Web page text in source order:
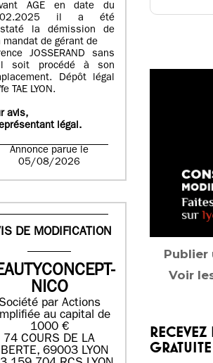
AGE en date du
il a été
la démission de
mandat de gérant de
JOSSERAND sans
soit procédé à son
Dépôt légal
TAE LYON.
avis,
légal.
Annonce parue le
05/08/2026
DE MODIFICATION
NICO
Société par Actions
au capital de
1000 €
74 COURS DE LA
69003 LYON
Publier
Voir
RECEVEZ
GRATUITE